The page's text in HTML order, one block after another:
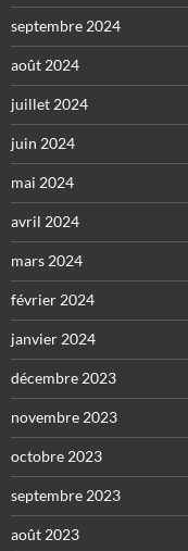
septembre 2024
août 2024
juillet 2024
juin 2024
mai 2024
avril 2024
mars 2024
février 2024
janvier 2024
décembre 2023
novembre 2023
octobre 2023
septembre 2023
août 2023